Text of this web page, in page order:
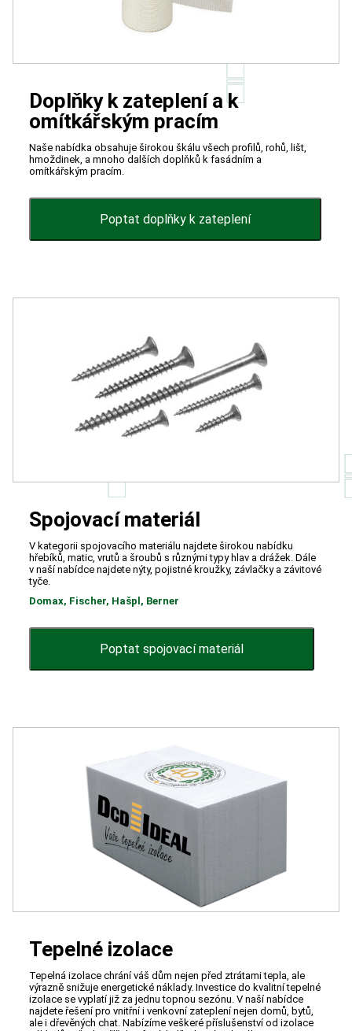
Doplňky k zateplení a k
omítkářským pracím
Naše nabídka obsahuje širokou škálu všech profilů, rohů, lišt,
hmoždinek, a mnoho dalších doplňků k fasádním a
omítkářským pracím.
Poptat doplňky k zateplení
Spojovací materiál
V kategorii spojovacího materiálu najdete širokou nabídku
hřebíků, matic, vrutů a šroubů s různými typy hlav a drážek. Dále
v naší nabídce najdete nýty, pojistné kroužky, závlačky a závitové
tyče.
Domax, Fischer, Hašpl, Berner
Poptat spojovací materiál
Tepelné izolace
Tepelná izolace chrání váš dům nejen před ztrátami tepla, ale
výrazně snižuje energetické náklady. Investice do kvalitní tepelné
izolace se vyplatí již za jednu topnou sezónu. V naší nabídce
najdete řešení pro vnitřní i venkovní zateplení nejen domů, bytů,
ale i dřevěných chat. Nabízíme veškeré příslušenství od izolace